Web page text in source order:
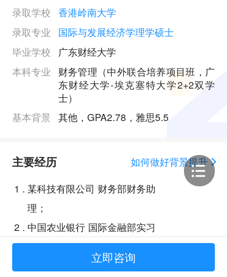
录取学校 香港岭南大学
录取专业
国际与发展经济学理学硕士
毕业学校
广东财经大学
本科专业
财务管理（中外联合培养项目班，广
东财经大学-埃克塞特大学2+2双学
士）
基本背景 其他，GPA2.78，雅思5.5
主要经历
如何做好背景提升
1 . 某科技有限公司 财务部财务助
理；
2 . 中国农业银行 国际金融部实习
生；
《北京同仁堂股份有限公司 2022
立即咨询